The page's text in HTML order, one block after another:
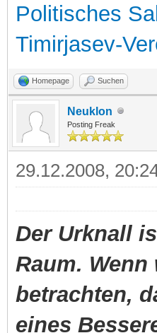
Politisches
Timirjasev-
Homepage Suchen
Neuklon
Posting Freak
29.12.2008,
Der Urknall
Raum.
betrachten,
eines